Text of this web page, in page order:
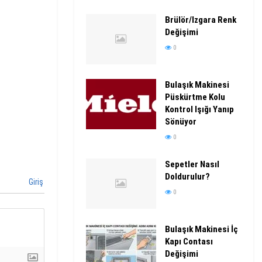
Giriş
Brülör/Izgara Renk
Değişimi
0
Bulaşık Makinesi
Püskürtme Kolu
Kontrol Işığı Yanıp
Sönüyor
0
Sepetler Nasıl
Doldurulur?
0
Bulaşık Makinesi İç
Kapı Contası
Değişimi